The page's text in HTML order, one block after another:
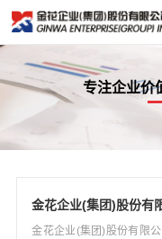
专注企业价
金花企业(集团)股份有
金花企业(集团)股份有限